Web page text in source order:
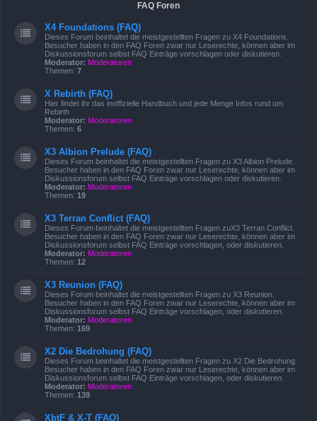
FAQ Foren
X4 Foundations (FAQ)
Dieses Forum beinhaltet die meistgestellten Fragen zu X4 Foundations.
Besucher haben in den FAQ Foren zwar nur Leserechte, können aber im
Diskussionsforum selbst FAQ Einträge vorschlagen oder diskutieren.
Moderator: Moderatoren
Themen: 7
X Rebirth (FAQ)
Hier findet ihr das inoffizielle Handbuch und jede Menge Infos rund um
Rebirth
Moderator: Moderatoren
Themen: 6
X3 Albion Prelude (FAQ)
Dieses Forum beinhaltet die meistgestellten Fragen zu X3 Albion Prelude.
Besucher haben in den FAQ Foren zwar nur Leserechte, können aber im
Diskussionsforum selbst FAQ Einträge vorschlagen oder diskutieren.
Moderator: Moderatoren
Themen: 19
X3 Terran Conflict (FAQ)
Dieses Forum beinhaltet die meistgestellten Fragen zuX3 Terran Conflict.
Besucher haben in den FAQ Foren zwar nur Leserechte, können aber im
Diskussionsforum selbst FAQ Einträge vorschlagen, oder diskutieren.
Moderator: Moderatoren
Themen: 12
X3 Reunion (FAQ)
Dieses Forum beinhaltet die meistgestellten Fragen zu X3 Reunion.
Besucher haben in den FAQ Foren zwar nur Leserechte, können aber im
Diskussionsforum selbst FAQ Einträge vorschlagen, oder diskutieren.
Moderator: Moderatoren
Themen: 169
X2 Die Bedrohung (FAQ)
Dieses Forum beinhaltet die meistgestellten Fragen zu X2 Die Bedrohung.
Besucher haben in den FAQ Foren zwar nur Leserechte, können aber im
Diskussionsforum selbst FAQ Einträge vorschlagen, oder diskutieren.
Moderator: Moderatoren
Themen: 139
XbtF & X-T (FAQ)